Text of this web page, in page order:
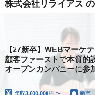
株式会社リライアス
【27新卒】WEBマーケ
顧客ファーストで本質的
オープンカンパニーに参
年収3,600,000円 〜 新卒